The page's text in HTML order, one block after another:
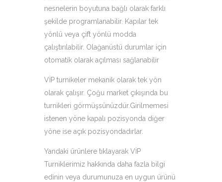
nesnelerin boyutuna bağlı olarak farklı
şekilde programlanabilir. Kapılar tek
yönlü veya çift yönlü modda
çalıştırılabilir. Olağanüstü durumlar için
otomatik olarak açılması sağlanabilir
VİP turnikeler mekanik olarak tek yön
olarak çalışır. Çoğu market çıkışında bu
turnikleri görmüşsünüzdür.Girilmemesi
istenen yöne kapalı pozisyonda diğer
yöne ise açık pozisyondadırlar.
Yandaki ürünlere tıklayarak VİP
Turniklerimiz hakkında daha fazla bilgi
edinin veya durumunuza en uygun ürünü